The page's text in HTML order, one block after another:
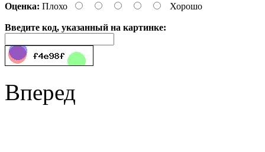
Оценка: Плохо Хорошо
Введите код, указанный на картинке:
Вперед